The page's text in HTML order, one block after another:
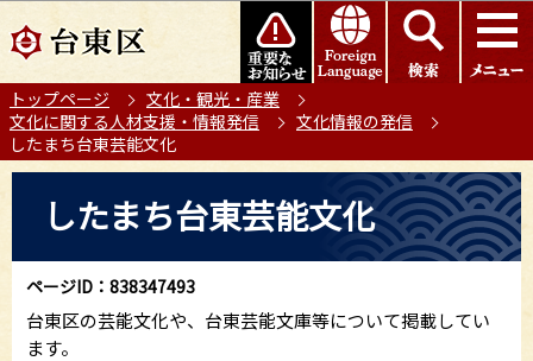
の
ー
ジ
の
このページの本文へ移動
トップページ
文化・観光・産業
文化に関する人材支援・情報発信
文化情報の発信
したまち台東芸能文化
ら
したまち台東芸能文化
ページID：838347493
台東区の芸能文化や、台東芸能文庫等について掲載してい
ます。